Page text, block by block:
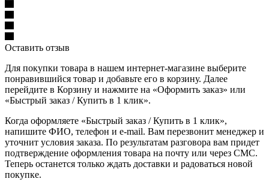
Оставить отзыв
Для покупки товара в нашем интернет-магазине выберите
понравившийся товар и добавьте его в корзину. Далее
перейдите в Корзину и нажмите на «Оформить заказ» или
«Быстрый заказ / Купить в 1 клик».
Когда оформляете «Быстрый заказ / Купить в 1 клик»,
напишите ФИО, телефон и e-mail. Вам перезвонит менеджер и
уточнит условия заказа. По результатам разговора вам придет
подтверждение оформления товара на почту или через СМС.
Теперь останется только ждать доставки и радоваться новой
покупке.